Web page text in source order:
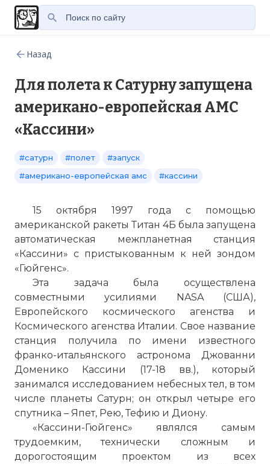
Назад
Для полета к Сатурну запущена
американо-европейская АМС
«Кассини»
#сатурн #полет
#запуск
#американо-европейская амс
#кассини
15 октября 1997 года с помощью
американской ракеты Титан 4Б была запущена
автоматическая межпланетная станция
«Кассини» с пристыкованным к ней зондом
«Гюйгенс».
Эта задача была осуществлена
совместными усилиями NASA (США),
Европейского космического агенства и
Космического агенства Италии. Свое название
станция получила по имени известного
франко-итальянского астронома Джованни
Доменико Кассини (17-18 вв.), который
занимался исследованием небесных тел, в том
числе планеты Сатурн; он открыл четыре его
спутника – Япет, Рею, Тефию и Диону.
«Кассини-Гюйгенс» являлся самым
трудоемким, технически сложным и
дорогостоящим проектом из всех